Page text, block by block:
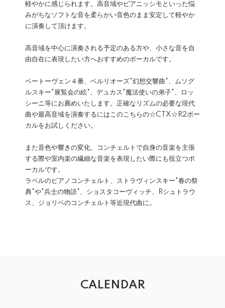
軽やかに感じられます。高音域やピアニッシモといった悩
みがちなソフトな音を柔らかい音色のまま安定して軽やか
に演奏して頂けます。
高音域を中心に演奏される予定のある方や、小さな音を自
由自在に表現したい方へおすすめのボーカルです。
ベートーヴェン４番、ベルリオーズ"幻想交響曲"、ムソグ
ルスキー"展覧会の絵"、デュカス"魔法使いの弟子"、ロッ
シーニ等にお薦めいたします。正確なリズムの必要な現代
曲や最高音域を演奏するにはこのこちらの☆CTX☆R2ボー
カルをお試しください。
また音色や響きの変化、コンチェルトで自身の音楽を主張
する際や室内楽の繊細な音楽を表現したい際にも役立つボ
ーカルです。
ラベルのピアノコンチェルト、ストラヴィンスキー"春の祭
典"や"兵士の物語"、ショスタコーヴィッチ、Rシュトラウ
ス、ジョリベのコンチェルト等近現代曲に。
CALENDAR